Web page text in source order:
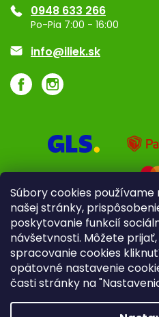
Súbory cookies
našej stránky,
poskytovanie funkcií
návšetvnosti. Môžete
spracovanie cookies
opätovné nastavenie
časti stránky na
Značky0948 633 266
Po-Pia 7:00 - 16:00
info@iliek.sk
Pre firmy Poradenstvo